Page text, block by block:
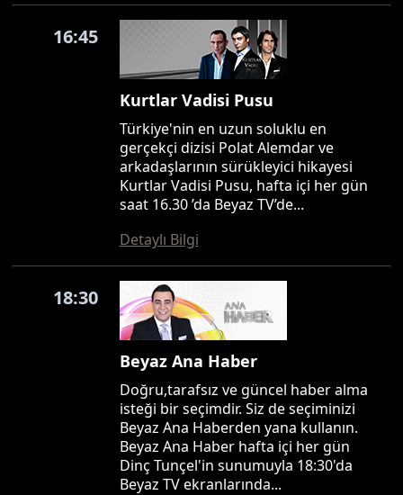
16:45
Kurtlar Vadisi Pusu
Türkiye'nin en uzun soluklu en
gerçekçi dizisi Polat Alemdar ve
arkadaşlarının sürükleyici hikayesi
Kurtlar Vadisi Pusu, hafta içi her gün
saat 16.30 ’da Beyaz TV’de...
Detaylı Bilgi
18:30
Beyaz Ana Haber
Doğru,tarafsız ve güncel haber alma
isteği bir seçimdir. Siz de seçiminizi
Beyaz Ana Haberden yana kullanın.
Beyaz Ana Haber hafta içi her gün
Dinç Tunçel'in sunumuyla 18:30'da
Beyaz TV ekranlarında...